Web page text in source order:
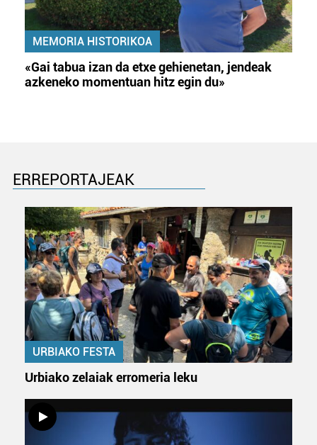
MEMORIA HISTORIKOA
«Gai tabua izan da etxe gehienetan, jendeak
azkeneko momentuan hitz egin du»
ERREPORTAJEAK
URBIAKO FESTA
Urbiako zelaiak erromeria leku